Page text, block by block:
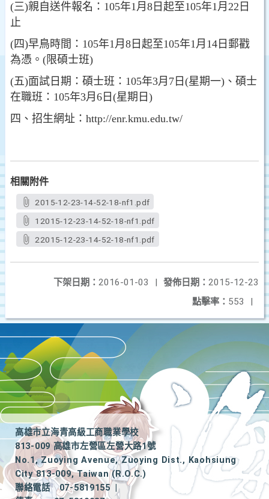
(三)親自送件報名：105年1月8日起至105年1月22日
止
(四)早鳥時間：105年1月8日起至105年1月14日郵戳
為憑。(限碩士班)
(五)面試日期：碩士班：105年3月7日(星期一)、碩士
在職班：105年3月6日(星期日)
四、招生網址：http://enr.kmu.edu.tw/
相關附件
2015-12-23-14-52-18-nf1.pdf
12015-12-23-14-52-18-nf1.pdf
22015-12-23-14-52-18-nf1.pdf
發佈日期： 2015-12-23
下架日期： 2016-01-03
|
點擊率： 553 |
高雄市立海青高級工商職業學校
813-009 高雄市左營區左營大路1號
No.1, Zuoying Avenue, Zuoying Dist., Kaohsiung
City 813-009, Taiwan (R.O.C.)
聯絡電話
07-5819155
|